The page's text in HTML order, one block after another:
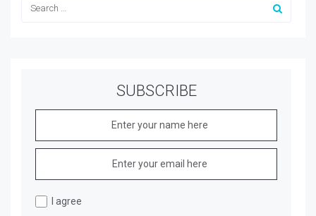
SUBSCRIBE
I agree